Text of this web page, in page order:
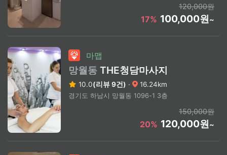
120,000원
17% 100,000원~
마맵
망월동 THE청담마사지
10.0(리뷰 9건) · 16.24km
경기도 하남시 망월동 1096-1 3층
150,000원
20% 120,000원~